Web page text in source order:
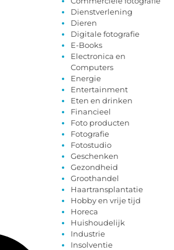
Dienstverlening
Dieren
Digitale fotografie
E-Books
Electronica en
Computers
Energie
Entertainment
Eten en drinken
Financieel
Foto producten
Fotografie
Fotostudio
Geschenken
Gezondheid
Groothandel
Haartransplantatie
Hobby en vrije tijd
Horeca
Huishoudelijk
Industrie
Insolventie